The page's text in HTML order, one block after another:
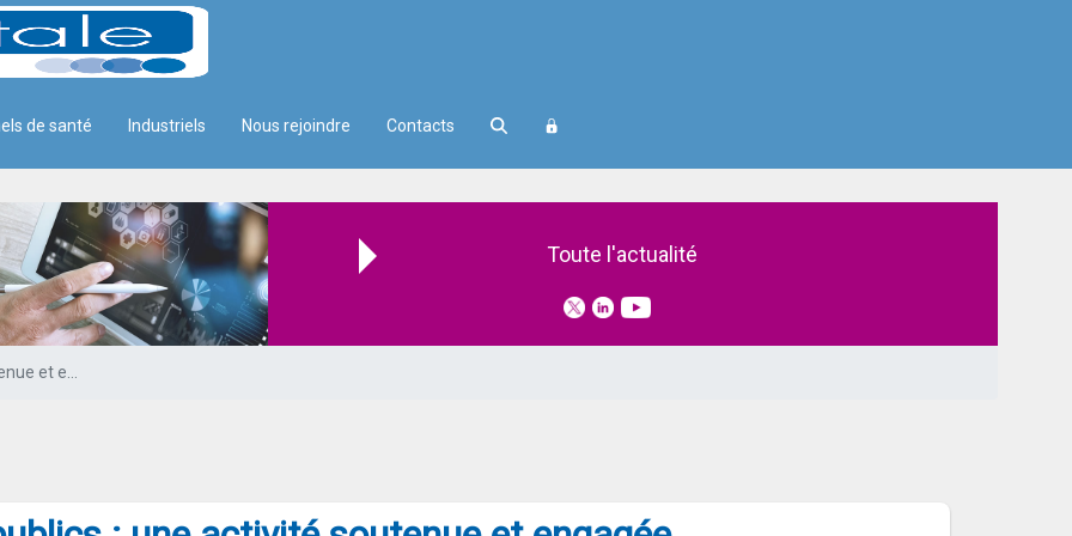
de santé Industriels Nous rejoindre Contacts
soutenue et engagée pour le GIE SESAM-Vitale en 2025
Toute l'actualité